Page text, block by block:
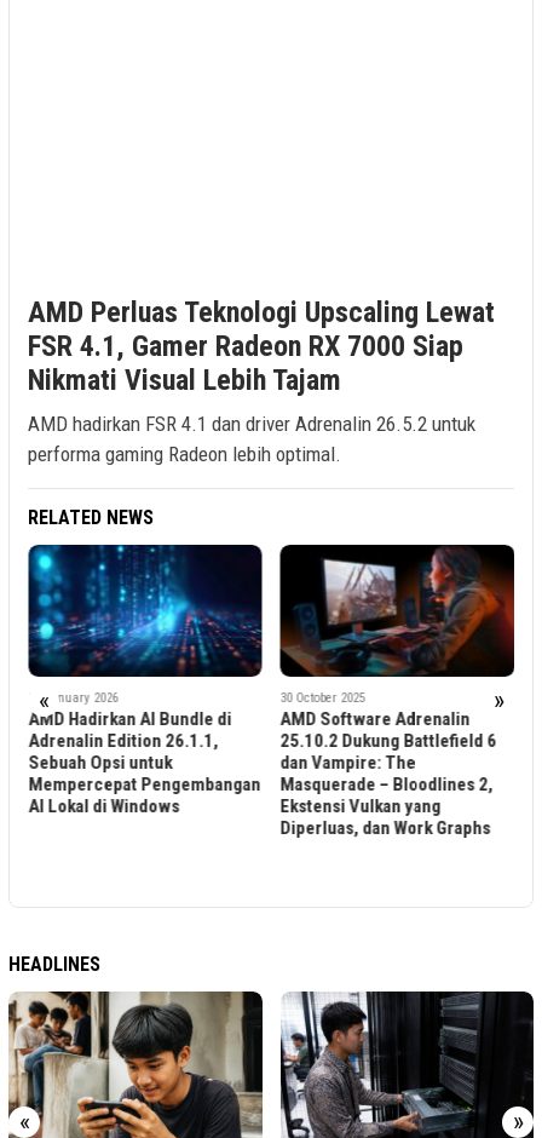
AMD Perluas Teknologi Upscaling Lewat
FSR 4.1, Gamer Radeon RX 7000 Siap
Nikmati Visual Lebih Tajam
AMD hadirkan FSR 4.1 dan driver Adrenalin 26.5.2 untuk
performa gaming Radeon lebih optimal.
RELATED NEWS
« »
22 January 2026
AMD Hadirkan AI Bundle di
Adrenalin Edition 26.1.1,
Sebuah Opsi untuk
Mempercepat Pengembangan
AI Lokal di Windows
30 October 2025
AMD Software Adrenalin
25.10.2 Dukung Battlefield 6
dan Vampire: The
Masquerade – Bloodlines 2,
Ekstensi Vulkan yang
Diperluas, dan Work Graphs
HEADLINES
« »